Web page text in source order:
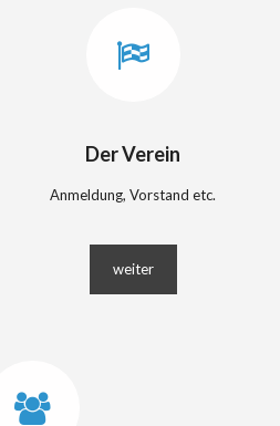
Der Verein
Anmeldung, Vorstand etc.
weiter